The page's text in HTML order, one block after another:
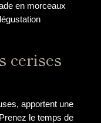
en morceaux
cerises
apportent une
le temps de